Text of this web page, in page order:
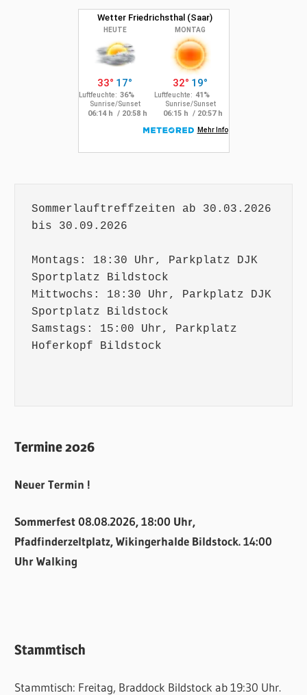
Sommerlauftreffzeiten ab 30.03.2026
bis 30.09.2026
Montags: 18:30 Uhr, Parkplatz DJK
Sportplatz Bildstock
Mittwochs: 18:30 Uhr, Parkplatz DJK
Sportplatz Bildstock
Samstags: 15:00 Uhr, Parkplatz
Hoferkopf Bildstock
Termine 2026
Neuer Termin !
Sommerfest 08.08.2026, 18:00 Uhr,
Pfadfinderzeltplatz, Wikingerhalde Bildstock. 14:00
Uhr Walking
Stammtisch
Stammtisch: Freitag, Braddock Bildstock ab 19:30 Uhr.